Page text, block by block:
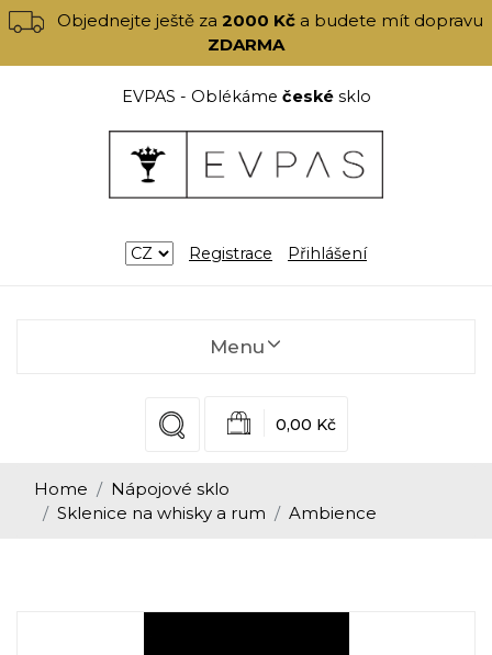
Objednejte ještě za2000 Kč a budete mít dopravu
ZDARMA
EVPAS - Oblékáme českésklo
Registrace Přihlášení
Menu
0,00 Kč
Home
Nápojové sklo
Sklenice na whisky a rum
Ambience